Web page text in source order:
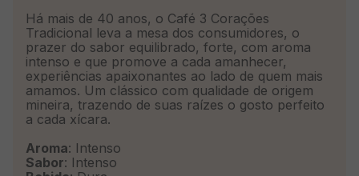
Há mais de 40 anos, o Café 3 Corações
Tradicional leva a mesa dos consumidores, o
prazer do sabor equilibrado, forte, com aroma
intenso e que promove a cada amanhecer,
experiências apaixonantes ao lado de quem mais
amamos. Um clássico com qualidade de origem
mineira, trazendo de suas raízes o gosto perfeito
a cada xícara.
Aroma: Intenso
Sabor: Intenso